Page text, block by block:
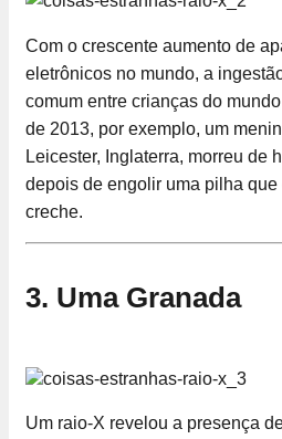
Com o crescente aumento de
eletrônicos no mundo, a
comum entre crianças do
de 2013, por exemplo, um
Leicester, Inglaterra, morreu de
depois de engolir uma pilha
creche.
3. Uma Granada
Um raio-X revelou a presença